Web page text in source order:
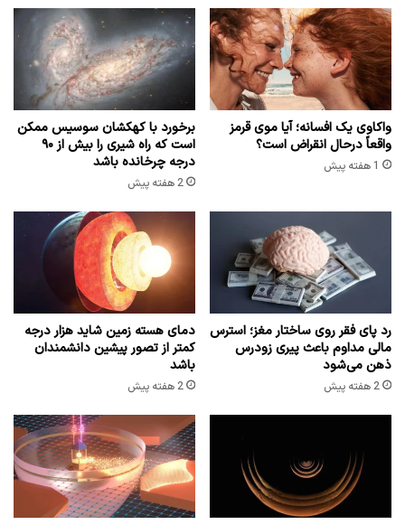
واکاوی یک افسانه؛ آیا موی قرمز
واقعاً درحال انقراض است؟
1 هفته پیش
برخورد با کهکشان سوسیس ممکن
است که راه شیری را بیش از ۹۰
درجه چرخانده باشد
2 هفته پیش
رد پای فقر روی ساختار مغز؛ استرس
مالی مداوم باعث پیری زودرس
ذهن می‌شود
2 هفته پیش
دمای هسته زمین شاید هزار درجه
کمتر از تصور پیشین دانشمندان
باشد
2 هفته پیش